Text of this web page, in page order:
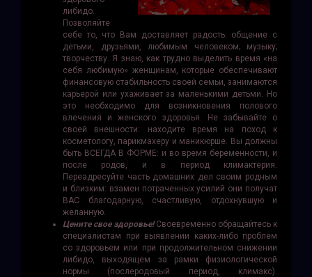
либидо.
Позволяйте
себе то, что Вам доставляет радость: общение с
детьми, друзьями, любимым человеком; музыку;
творчеству. Я знаю, как трудно выделить время «на
себя любимую» женщинам, кото­рые обеспечивают
финансовую стабильность своей семьи, занимаются
карьерой или ухаживает за маленькими детьми. Но
это необходимо для возникновения полового
влечения и женского здоровья. Не забывайте о
своей внешности: находите время на поход к
косметологу, парикмахеру и маникюрше. Вы должны
быть ВСЕГДА В ФОРМЕ: и во время беременности, и
после родов, и в период климактерия.
Переадресуйте часть домашних дел своим родным
и близким: взамен потраченных усилий они получат
ВАС благодарную, счастливую, отдохнувшую и
желанную.
Цените свое здоровье!Своевременно обращайтесь к
специалистам при выявлении каких-либо проблем
со здоровьем или при продолжительном снижении
либидо, выходящем за рамки физиологической
нормы (послеродовый период, климакс).